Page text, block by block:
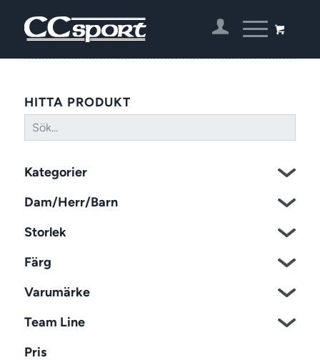
HITTA PRODUKT
Kategorier
Dam/Herr/Barn
Storlek
Färg
Varumärke
Team Line
Pris